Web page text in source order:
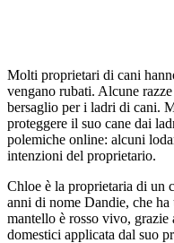
Molti proprietari di cani
vengano rubati. Alcune
bersaglio per i ladri di cani.
proteggere il suo cane dai
polemiche online: alcuni
intenzioni del proprietario.
Chloe è la proprietaria di un
anni di nome Dandie, che
mantello è rosso vivo, grazie
domestici applicata dal suo